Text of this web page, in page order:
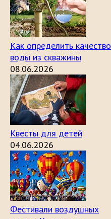
Как определить качество
воды из скважины
08.06.2026
Квесты для детей
04.06.2026
Фестивали воздушных